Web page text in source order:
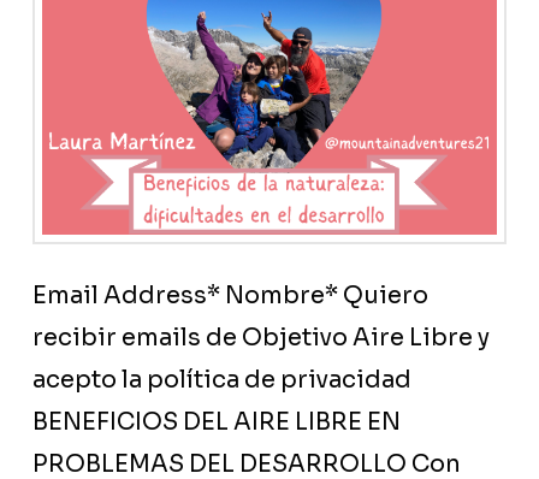
Email Address* Nombre* Quiero
recibir emails de Objetivo Aire Libre y
acepto la política de privacidad
BENEFICIOS DEL AIRE LIBRE EN
PROBLEMAS DEL DESARROLLO Con